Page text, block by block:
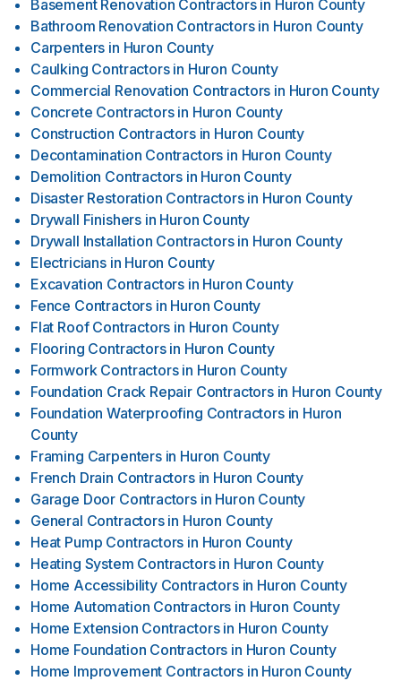
Basement Renovation Contractors in Huron County
Bathroom Renovation Contractors in Huron County
Carpenters in Huron County
Caulking Contractors in Huron County
Commercial Renovation Contractors in Huron County
Concrete Contractors in Huron County
Construction Contractors in Huron County
Decontamination Contractors in Huron County
Demolition Contractors in Huron County
Disaster Restoration Contractors in Huron County
Drywall Finishers in Huron County
Drywall Installation Contractors in Huron County
Electricians in Huron County
Excavation Contractors in Huron County
Fence Contractors in Huron County
Flat Roof Contractors in Huron County
Flooring Contractors in Huron County
Formwork Contractors in Huron County
Foundation Crack Repair Contractors in Huron County
Foundation Waterproofing Contractors in Huron
County
Framing Carpenters in Huron County
French Drain Contractors in Huron County
Garage Door Contractors in Huron County
General Contractors in Huron County
Heat Pump Contractors in Huron County
Heating System Contractors in Huron County
Home Accessibility Contractors in Huron County
Home Automation Contractors in Huron County
Home Extension Contractors in Huron County
Home Foundation Contractors in Huron County
Home Improvement Contractors in Huron County